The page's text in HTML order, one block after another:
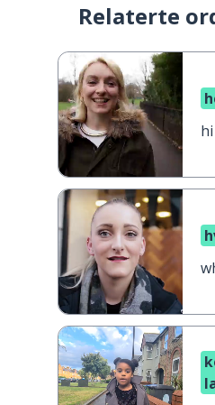
Relaterte
hi